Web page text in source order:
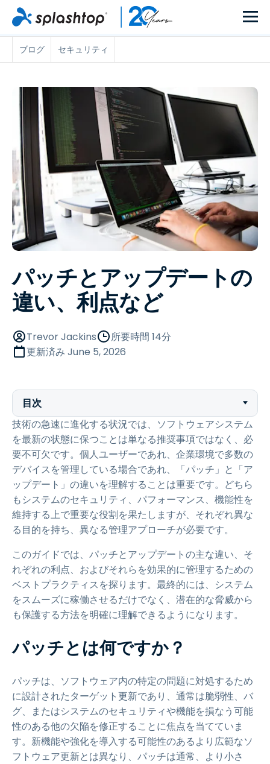
ブログ セキュリティ
パッチとアップデートの
違い、利点など
Trevor Jackins
所要時間 14分
更新済み June 5, 2026
目次
技術の急速に進化する状況では、ソフトウェアシステム
を最新の状態に保つことは単なる推奨事項ではなく、必
要不可欠です。個人ユーザーであれ、企業環境で多数の
デバイスを管理している場合であれ、「パッチ」と「ア
ップデート」の違いを理解することは重要です。どちら
もシステムのセキュリティ、パフォーマンス、機能性を
維持する上で重要な役割を果たしますが、それぞれ異な
る目的を持ち、異なる管理アプローチが必要です。
このガイドでは、パッチとアップデートの主な違い、そ
れぞれの利点、およびそれらを効果的に管理するための
ベストプラクティスを探ります。最終的には、システム
をスムーズに稼働させるだけでなく、潜在的な脅威から
も保護する方法を明確に理解できるようになります。
パッチとは何ですか？
パッチは、ソフトウェア内の特定の問題に対処するため
に設計されたターゲット更新であり、通常は脆弱性、バ
グ、またはシステムのセキュリティや機能を損なう可能
性のある他の欠陥を修正することに焦点を当てていま
す。新機能や強化を導入する可能性のあるより広範なソ
フトウェア更新とは異なり、パッチは通常、より小さ